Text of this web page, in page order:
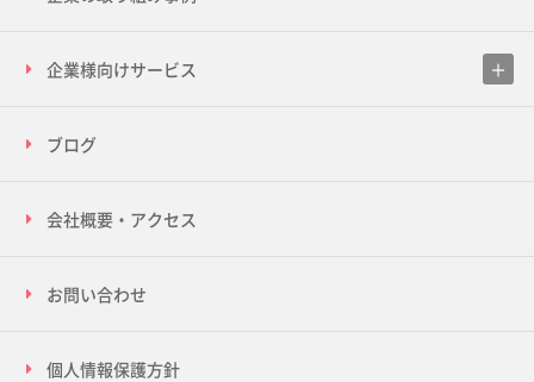
企業様向けサービス
ブログ
会社概要・アクセス
お問い合わせ
個人情報保護方針